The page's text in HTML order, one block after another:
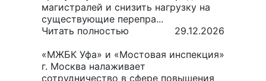
магистралей и снизить нагрузку на
существующие перепра...
Читать полностью
29.12.2026
«МЖБК Уфа» и «Мостовая инспекция»
г. Москва налаживает
сотрудничество в сфере повышения